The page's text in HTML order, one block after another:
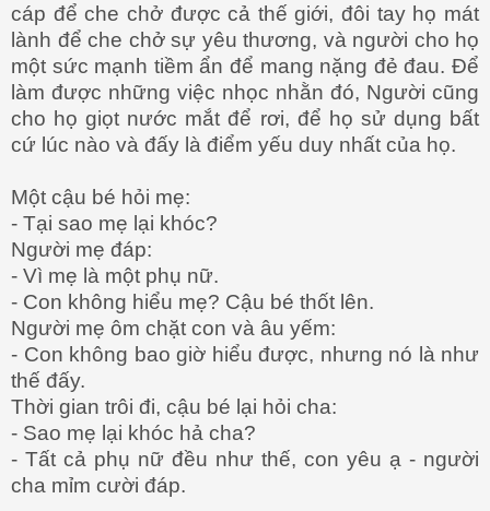
cáp để che chở được cả thế giới, đôi tay họ mát
lành để che chở sự yêu thương, và người cho họ
một sức mạnh tiềm ẩn để mang nặng đẻ đau. Để
làm được những việc nhọc nhằn đó, Người cũng
cho họ giọt nước mắt để rơi, để họ sử dụng bất
cứ lúc nào và đấy là điểm yếu duy nhất của họ.
Một cậu bé hỏi mẹ:
- Tại sao mẹ lại khóc?
Người mẹ đáp:
- Vì mẹ là một phụ nữ.
- Con không hiểu mẹ? Cậu bé thốt lên.
Người mẹ ôm chặt con và âu yếm:
- Con không bao giờ hiểu được, nhưng nó là như
thế đấy.
Thời gian trôi đi, cậu bé lại hỏi cha:
- Sao mẹ lại khóc hả cha?
- Tất cả phụ nữ đều như thế, con yêu ạ - người
cha mỉm cười đáp.